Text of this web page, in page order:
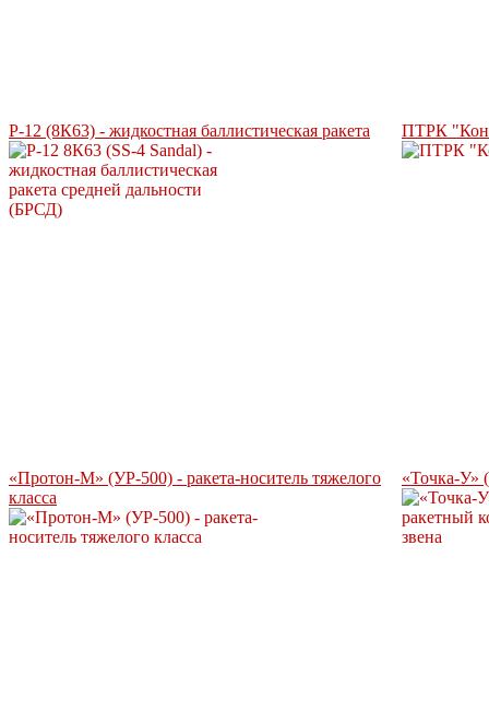
Р-12 (8К63) - жидкостная баллистическая ракета ПТРК
«Протон-М» (УР-500) - ракета-носитель тяжелого
класса
«Точка-У»